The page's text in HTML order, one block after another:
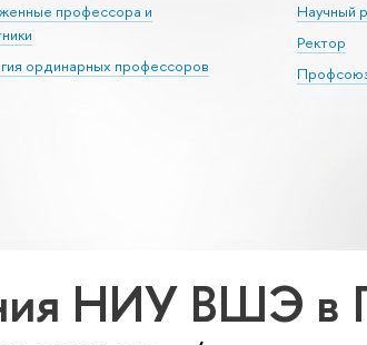
профессора и
ординарных профессоров
Научный
Ректор
НИУ ВШЭ в